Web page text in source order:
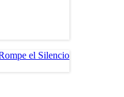
el Silencio